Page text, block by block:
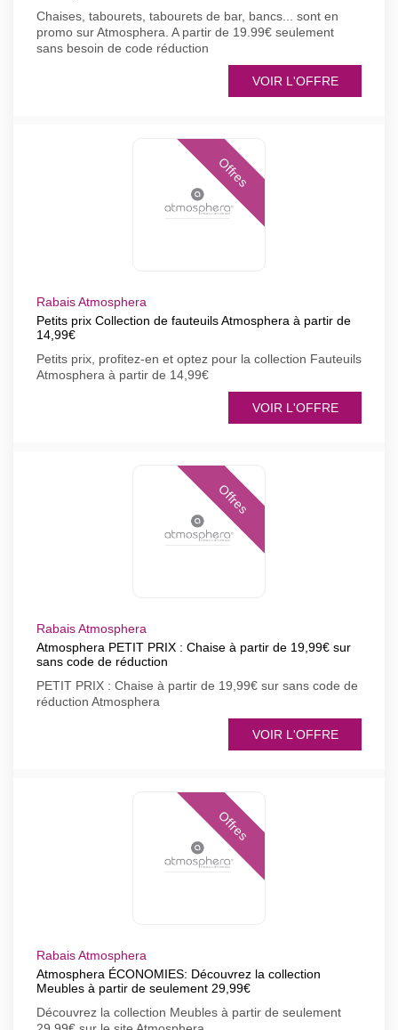
Chaises, tabourets, tabourets de bar, bancs... sont en
promo sur Atmosphera. A partir de 19.99€ seulement
sans besoin de code réduction
VOIR L'OFFRE
Offres
Rabais Atmosphera
Petits prix Collection de fauteuils Atmosphera à partir de
14,99€
Petits prix, profitez-en et optez pour la collection Fauteuils
Atmosphera à partir de 14,99€
VOIR L'OFFRE
Offres
Rabais Atmosphera
Atmosphera PETIT PRIX : Chaise à partir de 19,99€ sur
sans code de réduction
PETIT PRIX : Chaise à partir de 19,99€ sur sans code de
réduction Atmosphera
VOIR L'OFFRE
Offres
Rabais Atmosphera
Atmosphera ÉCONOMIES: Découvrez la collection
Meubles à partir de seulement 29,99€
Découvrez la collection Meubles à partir de seulement